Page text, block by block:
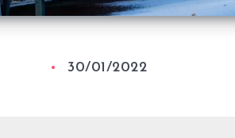
30/01/2022